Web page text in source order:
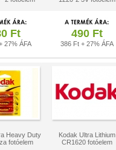
Ft
27% ÁFA
490 Ft
386 Ft + 27% ÁFA
Heavy Duty
fotóelem
Kodak Ultra Lithium
CR1620 fotóelem